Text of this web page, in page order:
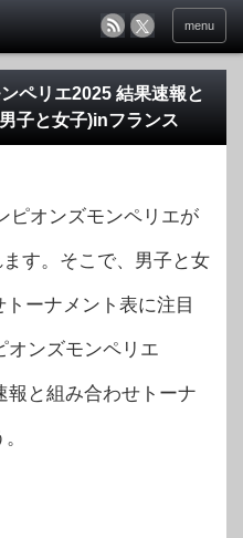
menu
ペリエ2025 結果速報と
子と女子)inフランス
ピオンズモンペリエが
す。そこで、男子と女
ーナメント表に注目
オンズモンペリエ
報と組み合わせトーナ